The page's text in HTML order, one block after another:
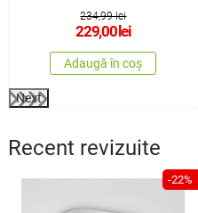
234,99 lei
229,00lei
Adaugă în coș
Next
Recent revizuite
-22%